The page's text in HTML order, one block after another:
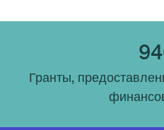
Гранты,
Сбросить все